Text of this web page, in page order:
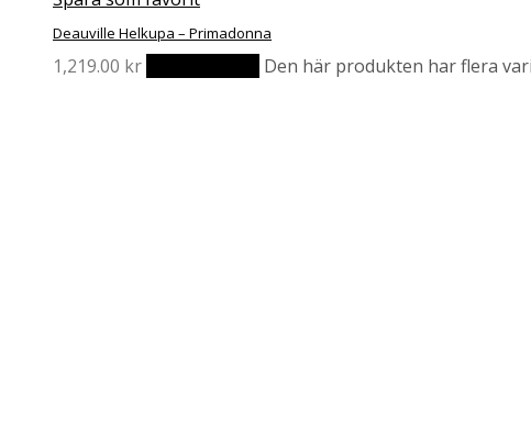
Deauville Helkupa – Primadonna
1,219.00 kr Den här produkten har flera